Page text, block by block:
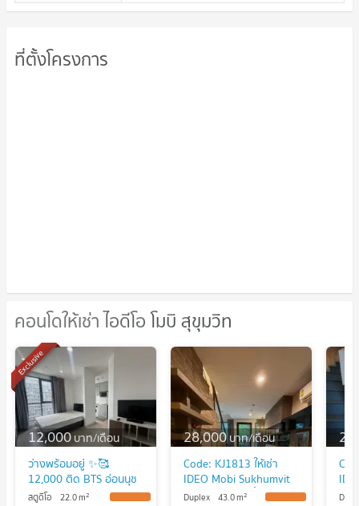
ที่ตั้งโครงการ
คอนโดให้เช่า ไอดีโอ โมบิ สุขุมวิท
คอนโดให้เช่า ไอดีโอ โมบิ สุขุมวิท
12,000บาท/เดือน
Exclusive
ว่างพร้อมอยู่ ✨🥰
12,000 ติด BTS อ่อนนุช
30 m IDEO Mobi
สตูดิโอ 22.0m2
28,000บาท/เดือน
Code: KJ1813 ให้เช่า
IDEO Mobi Sukhumvit
🔥🔥 จองเดือนนี้รับ
Duplex 43.0m2
81